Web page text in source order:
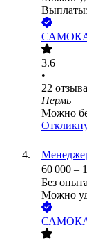
3.6
•
22 отзыва
Пермь
Можно
60 000 –
Без
Можно